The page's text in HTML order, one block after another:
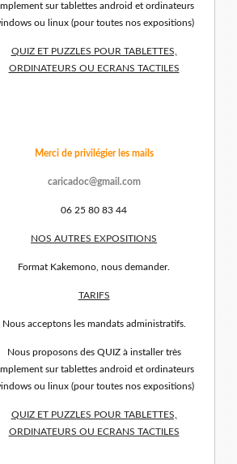
sur tablettes android et ordinateurs
ou linux (pour toutes nos expositions)
QUIZ ET PUZZLES POUR TABLETTES,
ORDINATEURS OU ECRANS TACTILES
Merci de privilégier les mails
caricadoc@gmail.com
06 25 80 83 44
NOS AUTRES EXPOSITIONS
Format Kakemono, nous demander.
TARIFS
Nous acceptons les mandats administratifs.
Nous proposons des QUIZ à installer très
sur tablettes android et ordinateurs
ou linux (pour toutes nos expositions)
QUIZ ET PUZZLES POUR TABLETTES,
ORDINATEURS OU ECRANS TACTILES